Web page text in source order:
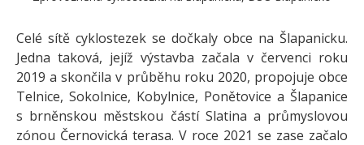
Celé sítě cyklostezek se dočkaly obce na Šlapanicku.
Jedna taková, jejíž výstavba začala v červenci roku
2019 a skončila v průběhu roku 2020, propojuje obce
Telnice, Sokolnice, Kobylnice, Ponětovice a Šlapanice
s brněnskou městskou částí Slatina a průmyslovou
zónou Černovická terasa. V roce 2021 se zase začalo